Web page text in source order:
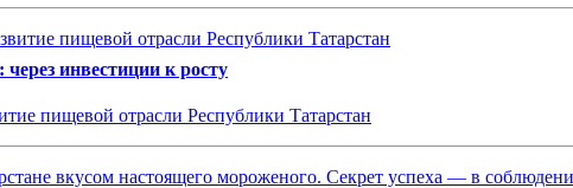
инвестиции к росту
пищевой отрасли Республики Татарстан
вкусом настоящего мороженого. Секрет успеха — в